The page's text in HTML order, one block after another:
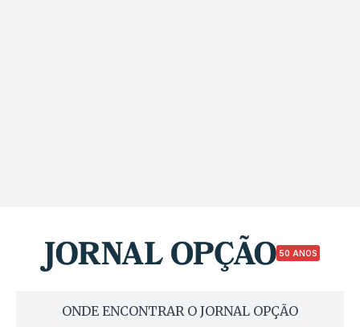
50 ANOS
ONDE ENCONTRAR O JORNAL OPÇÃO